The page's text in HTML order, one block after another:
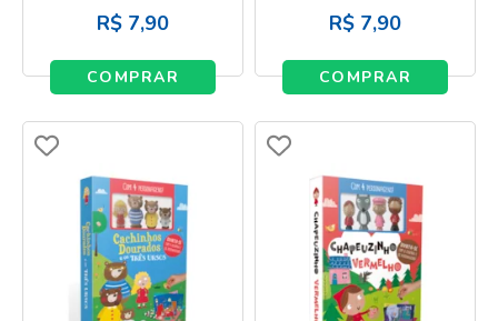
R$ 7,90
COMPRAR
R$ 7,90
COMPRAR